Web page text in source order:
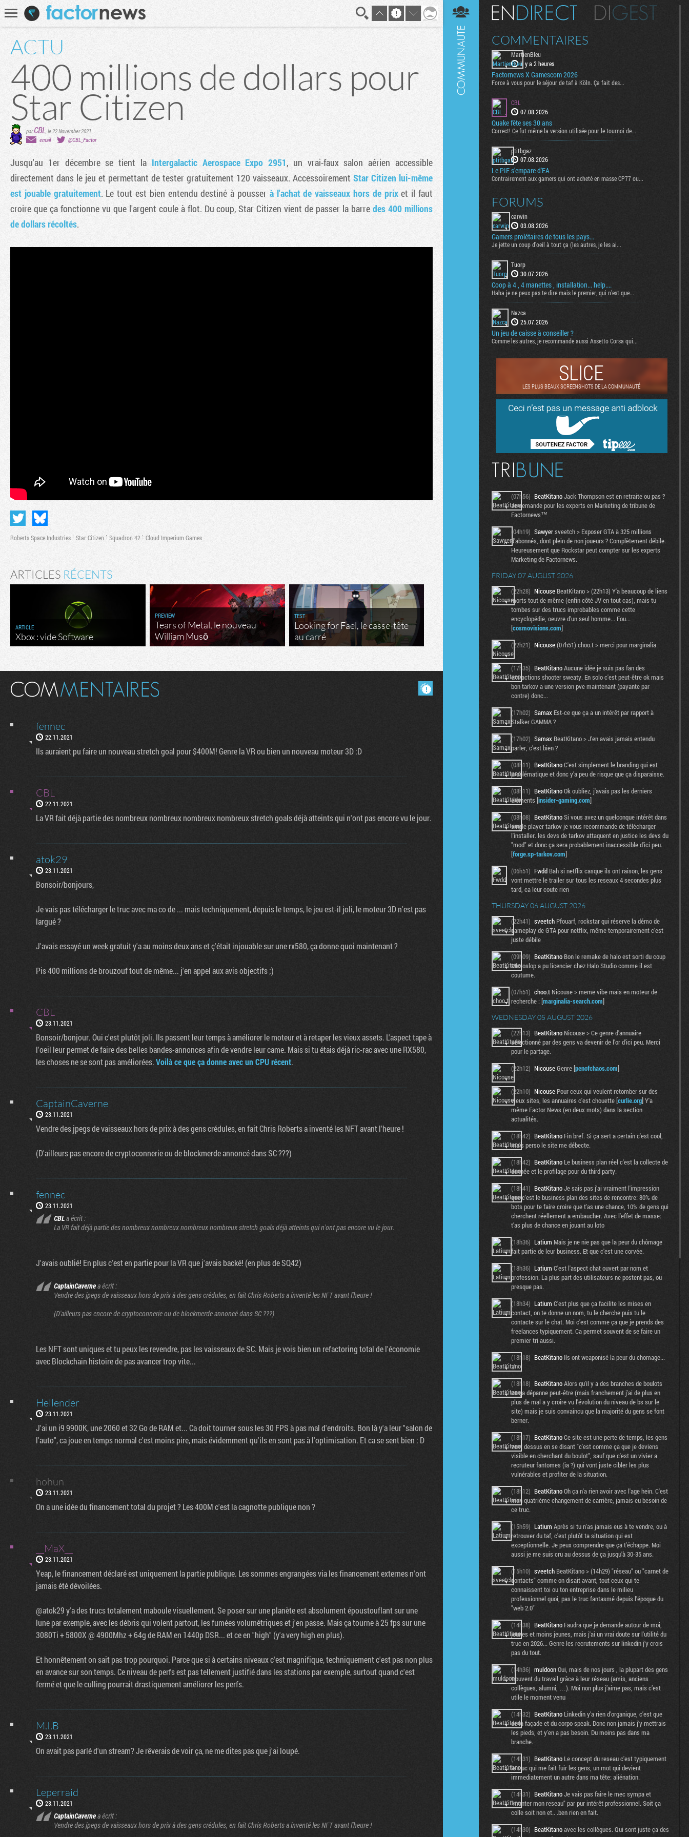
Recherche
ACTU
400 millions de dollars pour
Star Citizen
parCBL le 22 November 2021
email
@CBL_Factor
Jusqu'au 1er décembre se tient la Intergalactic Aerospace Expo 2951, un vrai-faux salon aérien accessible
directement dans le jeu et permettant de tester gratuitement 120 vaisseaux. Accessoirement Star Citizen lui-même
est jouable gratuitement. Le tout est bien entendu destiné à pousser à l'achat de vaisseaux hors de prixet il faut
croire que ça fonctionne vu que l'argent coule à flot. Du coup, Star Citizen vient de passer la barredes 400 millions
de dollars récoltés.
Roberts Space Industries Star Citizen Squadron 42 Cloud Imperium Games
ARTICLES RÉCENTS
ARTICLE
Xbox : vide Software
PREVIEW
Tears of Metal, le nouveau
William Musō
TEST
Looking for Fael, le casse-tête
au carré
fennec
22.11.2021
Ils auraient pu faire un nouveau stretch goal pour $400M! Genre la VR ou bien un nouveau moteur 3D :D
CBL
22.11.2021
La VR fait déjà partie des nombreux nombreux nombreux nombreux stretch goals déjà atteints qui n'ont pas encore vu le jour.
atok29
23.11.2021
Bonsoir/bonjours,
Je vais pas télécharger le truc avec ma co de ... mais techniquement, depuis le temps, le jeu est-il joli, le moteur 3D n'est pas
largué ?
J'avais essayé un week gratuit y'a au moins deux ans et ç'était injouable sur une rx580, ça donne quoi maintenant ?
Pis 400 millions de brouzouf tout de même... j'en appel aux avis objectifs ;)
CBL
23.11.2021
Bonsoir/bonjour. Oui c'est plutôt joli. Ils passent leur temps à améliorer le moteur et à retaper les vieux assets. L'aspect tape à
l'oeil leur permet de faire des belles bandes-annonces afin de vendre leur came. Mais si tu étais déjà ric-rac avec une RX580,
les choses ne se sont pas améliorées.Voilà ce que ça donne avec un CPU récent.
CaptainCaverne
23.11.2021
Vendre des jpegs de vaisseaux hors de prix à des gens crédules, en fait Chris Roberts a inventé les NFT avant l'heure !
(D'ailleurs pas encore de cryptoconnerie ou de blockmerde annoncé dans SC ???)
fennec
23.11.2021
CBLa écrit :
La VR fait déjà partie des nombreux nombreux nombreux nombreux stretch goals déjà atteints qui n'ont pas encore vu le jour.
J'avais oublié! En plus c'est en partie pour la VR que j'avais backé! (en plus de SQ42)
CaptainCavernea écrit :
Vendre des jpegs de vaisseaux hors de prix à des gens crédules, en fait Chris Roberts a inventé les NFT avant l'heure !
(D'ailleurs pas encore de cryptoconnerie ou de blockmerde annoncé dans SC ???)
Les NFT sont uniques et tu peux les revendre, pas les vaisseaux de SC. Mais je vois bien un refactoring total de l'économie
avec Blockchain histoire de pas avancer trop vite...
Hellender
23.11.2021
J'ai un i9 9900K, une 2060 et 32 Go de RAM et... Ca doit tourner sous les 30 FPS à pas mal d'endroits. Bon là y'a leur "salon de
l'auto", ca joue en temps normal c'est moins pire, mais évidemment qu'ils en sont pas à l'optimisation. Et ca se sent bien : D
hohun
23.11.2021
On a une idée du financement total du projet ? Les 400M c'est la cagnotte publique non ?
__MaX__
23.11.2021
Yeap, le financement déclaré est uniquement la partie publique. Les sommes engrangées via les financement externes n'ont
jamais été dévoilées.
@atok29 y'a des trucs totalement maboule visuellement. Se poser sur une planète est absolument époustouflant sur une
lune par exemple, avec les débris qui volent partout, les fumées volumétriques et j'en passe. Mais ça tourne à 25 fps sur une
3080Ti + 5800X @ 4900Mhz + 64g de RAM en 1440p DSR... et ce en "high" (y'a very high en plus).
Et honnêtement on sait pas trop pourquoi. Parce que si à certains niveaux c'est magnifique, techniquement c'est pas non plus
en avance sur son temps. Ce niveau de perfs est pas tellement justifié dans les stations par exemple, surtout quand c'est
fermé et que le culling pourrait drastiquement améliorer les perfs.
M.I.B
23.11.2021
On avait pas parlé d'un stream? Je rêverais de voir ça, ne me dites pas que j'ai loupé.
Leperraid
23.11.2021
CaptainCavernea écrit :
Vendre des jpegs de vaisseaux hors de prix à des gens crédules, en fait Chris Roberts a inventé les NFT avant l'heure !
En direct Digest
COMMENTAIRES
MartienBleu
il y a 2 heures
Factornews X Gamescom 2026
Force à vous pour le séjour de taf à Köln. Ça fait des...
CBL
07.08.2026
Quake fête ses 30 ans
Correct! Ce fut même la version utilisée pour le tournoi de...
ptitbgaz
07.08.2026
Le PIF s'empare d'EA
Contrairement aux gamers qui ont acheté en masse CP77 ou...
FORUMS
carwin
03.08.2026
Gamers prolétaires de tous les pays...
Je jette un coup d'oeil à tout ça (les autres, je les ai...
Tuorp
30.07.2026
Coop à 4 , 4 manettes , installation... help....
Haha je ne peux pas te dire mais le premier, qui n'est que...
Nazca
25.07.2026
Un jeu de caisse à conseiller ?
Comme les autres, je recommande aussi Assetto Corsa qui...
SLICE
LES PLUS BEAUX SCREENSHOTS DE LA COMMUNAUTÉ
(07h56) BeatKitanoJack Thompson est en retraite ou pas ?
Je demande pour les experts en Marketing de tribune de
Factornews™
(04h19) Sawyersveetch > Exposer GTA à 325 millions
d'abonnés, dont plein de non joueurs ? Complètement débile.
Heureusement que Rockstar peut compter sur les experts
Marketing de Factornews.
FRIDAY 07 AUGUST 2026
(22h28) Nicouse BeatKitano > (22h13) Y'a beaucoup de liens
morts tout de même (enfin côté JV en tout cas), mais tu
tombes sur des trucs improbables comme cette
encyclopédie, oeuvre d'un seul homme... Fou...
[cosmovisions.com]
(22h21) Nicouse(07h51) choo.t > merci pour marginalia
(17h35) BeatKitanoAucune idée je suis pas fan des
extractions shooter sweaty. En solo c'est peut-être ok mais
bon tarkov a une version pve maintenant (payante par
contre) donc...
(17h02) Samax Est-ce que ça a un intérêt par rapport à
Stalker GAMMA ?
(17h02) Samax BeatKitano > J'en avais jamais entendu
parler, c'est bien ?
(08h11) BeatKitanoC'est simplement le branding qui est
problématique et donc y'a peu de risque que ça disparaisse.
(08h11) BeatKitanoOk oubliez, j'avais pas les derniers
éléments [insider-gaming.com]
(08h08) BeatKitanoSi vous avez un quelconque intérêt dans
single player tarkov je vous recommande de télécharger
l'installer. les devs de tarkov attaquent en justice les devs du
"mod" et donc ça sera probablement inaccessible d'ici peu.
[forge.sp-tarkov.com]
(06h51) Fwdd Bah si netflix casque ils ont raison, les gens
vont mettre le trailer sur tous les reseaux 4 secondes plus
tard, ca leur coute rien
THURSDAY 06 AUGUST 2026
(22h41) sveetch Pfouarf, rockstar qui réserve la démo de
gameplay de GTA pour netflix, même temporairement c'est
juste débile
(09h09) BeatKitano Bon le remake de halo est sorti du coup
Microslop a pu licencier chez Halo Studio comme il est
coutume.
(07h51) choo.t Nicouse > meme vibe mais en moteur de
recherche : [marginalia-search.com]
WEDNESDAY 05 AUGUST 2026
(22h13) BeatKitano Nicouse > Ce genre d'annuaire
sélectionné par des gens va devenir de l'or d'ici peu. Merci
pour le partage.
(22h12) NicouseGenre [penofchaos.com]
(22h10) Nicouse Pour ceux qui veulent retomber sur des
vieux sites, les annuaires c'est chouette [curlie.org] Y'a
même Factor News (en deux mots) dans la section
actualités.
(18h42) BeatKitano Fin bref. Si ça sert a certain c'est cool,
mais perso le site me débecte.
(18h42) BeatKitano Le business plan réel c'est la collecte de
donnée et le profilage pour du third party.
(18h41) BeatKitanoJe sais pas j'ai vraiment l'impression
que c'est le business plan des sites de rencontre: 80% de
bots pour te faire croire que t'as une chance, 10% de gens qui
cherchent réellement a embaucher. Avec l'effet de masse:
t'as plus de chance en jouant au loto
(18h36) Latium Mais je ne nie pas que la peur du chômage
fait partie de leur business. Et que c'est une corvée.
(18h36) Latium C'est l'aspect chat ouvert par nom et
profession. La plus part des utilisateurs ne postent pas, ou
presque pas.
(18h34) Latium C'est plus que ça facilite les mises en
contact, on te donne un nom, tu le cherche puis tu le
contacte sur le chat. Moi c'est comme ça que je prends des
freelances typiquement. Ca permet souvent de se faire un
premier tri aussi.
(18h18) BeatKitano Ils ont weaponisé la peur du chomage...
:/
(18h18) BeatKitanoAlors qu'il y a des branches de boulots
ou ça dépanne peut-être (mais franchement j'ai de plus en
plus de mal a y croire vu l'évolution du niveau de bs sur le
site) mais je suis convaincu que la majorité du gens se font
berner.
(18h17) BeatKitanoCe site est une perte de temps, les gens
vont dessus en se disant "c'est comme ça que je deviens
visible en cherchant du boulot", sauf que c'est un vivier a
recruteur fantomes (ia ?) qui vont juste cibler les plus
vulnérables et profiter de la situation.
(18h12) BeatKitanoOh ça n'a rien avoir avec l'age hein. C'est
mon quatrième changement de carrière, jamais eu besoin de
ce truc.
(15h59) Latium Après si tu n'as jamais eus à te vendre, ou à
retrouver du taf, c'est plutôt ta situation qui est
exceptionnelle. Je peux comprendre que ça t'échappe. Moi
aussi je me suis cru au dessus de ça jusqu'à 30-35 ans.
(15h10) sveetch BeatKitano > (14h29) "réseau" ou "carnet de
contacts" comme on disait avant, tout ceux qui te
connaissent toi ou ton entreprise dans le milieu
professionnel quoi, pas le truc fantasmé depuis l'époque du
"web 2.0"
(14h38) BeatKitano Faudra que je demande autour de moi,
jeunes et moins jeunes, mais j'ai un vrai doute sur l'utilité du
truc en 2026... Genre les recrutements sur linkedin j'y crois
pas du tout.
(14h36) muldoonOui, mais de nos jours , la plupart des gens
trouvent du travail grâce à leur réseau (amis, anciens
collègues, alumni, …). Moi non plus j’aime pas, mais c’est
utile le moment venu
(14h32) BeatKitano Linkedin y'a rien d'organique, c'est que
de la façade et du corpo speak. Donc non jamais j'y mettrais
les pieds, et y'en a pas besoin. Du moins pas dans ma
branche.
(14h31) BeatKitano Le concept du reseau c'est typiquement
le truc qui me fait fuir les gens, un mot qui devient
immediatement un autre dans ma tête: aliénation.
(14h31) BeatKitanoJe vais pas faire le mec sympa et
"monter mon reseau" par pur intérêt professionnel. Soit ça
colle soit non et.. .ben rien en fait.
(14h30) BeatKitanoavec les collègues. Qui sont juste ça des